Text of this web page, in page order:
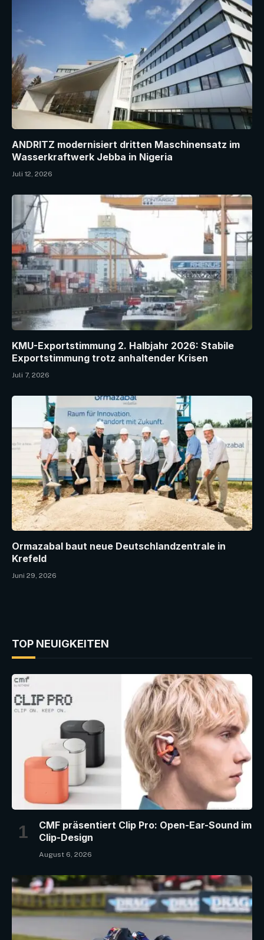
ANDRITZ modernisiert dritten Maschinensatz im
Wasserkraftwerk Jebba in Nigeria
Juli 12, 2026
KMU-Exportstimmung 2. Halbjahr 2026: Stabile
Exportstimmung trotz anhaltender Krisen
Juli 7, 2026
Ormazabal baut neue Deutschlandzentrale in
Krefeld
Juni 29, 2026
TOP NEUIGKEITEN
CMF präsentiert Clip Pro: Open-Ear-Sound im
Clip-Design
August 6, 2026